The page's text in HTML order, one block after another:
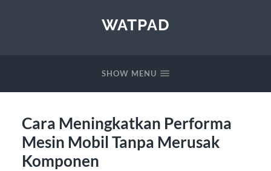
WATPAD
SHOW MENU
Cara Meningkatkan Performa
Mesin Mobil Tanpa Merusak
Komponen